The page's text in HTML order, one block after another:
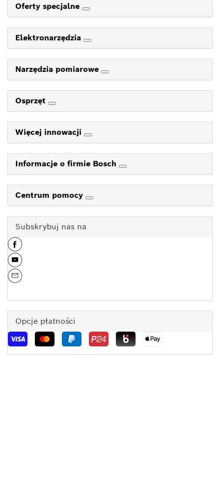
Oferty specjalne
Elektronarzędzia
Narzędzia pomiarowe
Osprzęt
Więcej innowacji
Informacje o firmie Bosch
Centrum pomocy
Subskrybuj nas na
Opcje płatności